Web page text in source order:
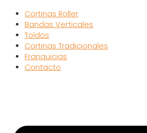
Cortinas Roller
Bandas Verticales
Toldos
Cortinas Tradicionales
Franquicias
Contacto